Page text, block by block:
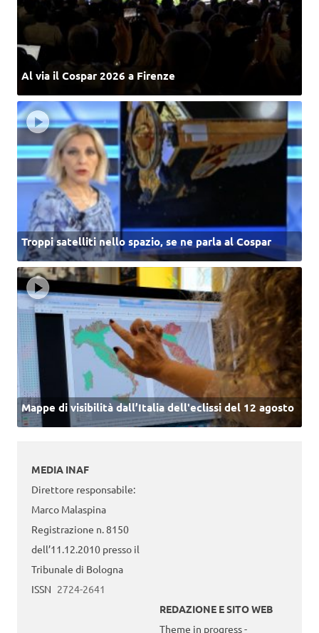
Al via il Cospar 2026 a Firenze
Troppi satelliti nello spazio, se ne parla al Cospar
Mappe di visibilità dall’Italia dell'eclissi del 12 agosto
MEDIA INAF
Direttore responsabile:
Marco Malaspina
Registrazione n. 8150
dell’11.12.2010 presso il
Tribunale di Bologna
ISSN 2724-2641
REDAZIONE E SITO WEB
Theme in progress -